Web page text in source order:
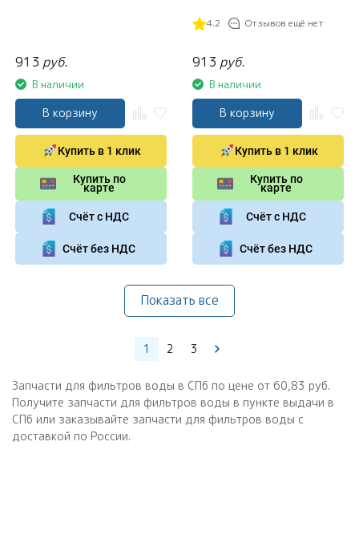
913 руб.
В наличии
В корзину
Купить в 1 клик
Купить по
карте
Счёт с НДС
Счёт без НДС
4.2 Отзывов ещё нет
913 руб.
В наличии
В корзину
Купить в 1 клик
Купить по
карте
Счёт с НДС
Счёт без НДС
Показать все
1 2 3
Запчасти для фильтров воды в СПб по цене от 60,83 руб.
Получите запчасти для фильтров воды в пункте выдачи в
СПб или заказывайте запчасти для фильтров воды с
доставкой по России.